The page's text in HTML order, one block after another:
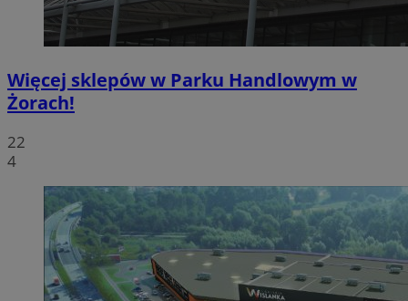
Więcej sklepów w Parku Handlowym w
Żorach!
22
4